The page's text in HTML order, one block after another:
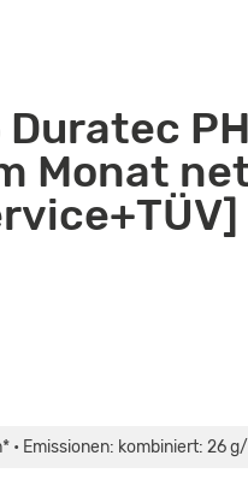
Duratec
Monat
Emissionen: kombiniert: 26 g/